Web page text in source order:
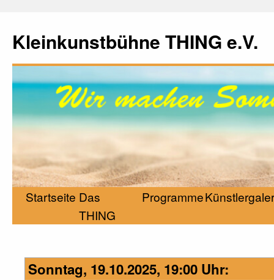
Kleinkunstbühne THING e.V.
Startseite Das
THING
Programme
Sonntag, 19.10.2025, 19:00 Uhr: